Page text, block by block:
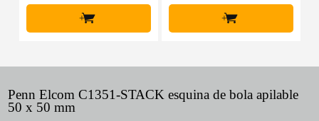
+ +
Penn Elcom C1351-STACK esquina de bola apilable
50 x 50 mm